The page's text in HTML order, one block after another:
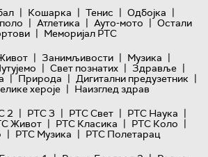
| Кошарка | Тенис | Одбојка |
| Атлетика | Ауто-мото | Остали
| Меморијал РТС
| Занимљивости | Музика |
| Свет познатих | Здравље |
| Природа | Дигитални предузетник |
хероје | Наизглед здрав
2 | РТС 3 | РТС Свет | РТС Наука |
Живот | РТС Класика | РТС Коло |
| РТС Музика | РТС Полетарац